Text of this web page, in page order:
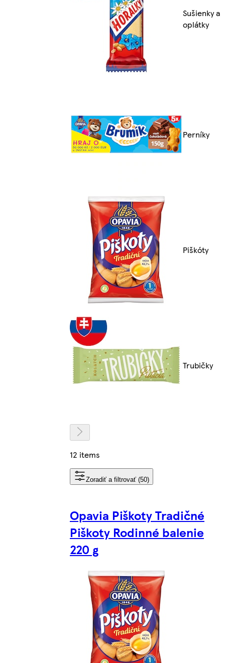
Sušienky a
oplátky
Perníky
Piškóty
Trubičky
12 items
Zoradiť a filtrovať (50)
Opavia Piškoty Tradičné
Piškoty Rodinné balenie
220 g